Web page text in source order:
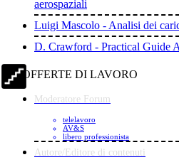
aerospaziali
Luigi Mascolo - Analisi dei
D. Crawford - Practical Guide
OFFERTE DI LAVORO
Moderatore Forum
telelavoro
AV&S
libero professionista
Autore/Editore di contenuti